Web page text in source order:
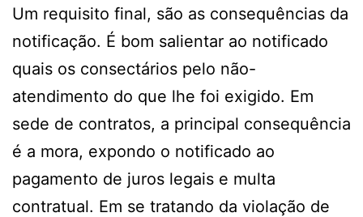
Um requisito final, são as consequências da
notificação. É bom salientar ao notificado
quais os consectários pelo não-
atendimento do que lhe foi exigido. Em
sede de contratos, a principal consequência
é a mora, expondo o notificado ao
pagamento de juros legais e multa
contratual. Em se tratando da violação de